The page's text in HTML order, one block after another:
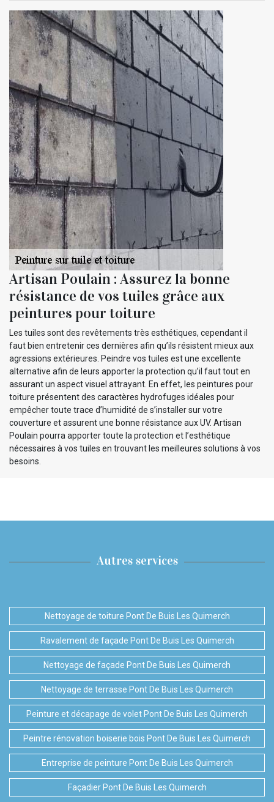
Artisan Poulain : Assurez la bonne
résistance de vos tuiles grâce aux
peintures pour toiture
Les tuiles sont des revêtements très esthétiques, cependant il
faut bien entretenir ces dernières afin qu’ils résistent mieux aux
agressions extérieures. Peindre vos tuiles est une excellente
alternative afin de leurs apporter la protection qu’il faut tout en
assurant un aspect visuel attrayant. En effet, les peintures pour
toiture présentent des caractères hydrofuges idéales pour
empêcher toute trace d’humidité de s’installer sur votre
couverture et assurent une bonne résistance aux UV. Artisan
Poulain pourra apporter toute la protection et l’esthétique
nécessaires à vos tuiles en trouvant les meilleures solutions à vos
besoins.
Autres services
Nettoyage de toiture Pont De Buis Les Quimerch
Ravalement de façade Pont De Buis Les Quimerch
Nettoyage de façade Pont De Buis Les Quimerch
Nettoyage de terrasse Pont De Buis Les Quimerch
Peinture et décapage de volet Pont De Buis Les Quimerch
Peintre rénovation boiserie bois Pont De Buis Les Quimerch
Entreprise de peinture Pont De Buis Les Quimerch
Façadier Pont De Buis Les Quimerch